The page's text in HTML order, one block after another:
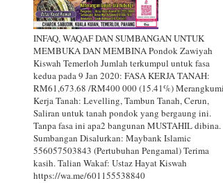
INFAQ, WAQAF DAN SUMBANGAN UNTUK
MEMBUKA DAN MEMBINA Pondok Zawiyah
Kiswah Temerloh Jumlah terkumpul untuk fasa
kedua pada 9 Jan 2020: FASA KERJA TANAH:
RM61,673.68 /RM400 000 (15.41%)
Kerja Tanah: Levelling, Tambun Tanah, Cerun,
Saliran untuk tanah pondok yang bergaung ini.
Tanpa fasa ini apa2 bangunan MUSTAHIL dibina.
Sumbangan Disalurkan: Maybank Islamic
556057503843 (Pertubuhan Pengamal) Terima
kasih. Talian Wakaf: Ustaz Hayat Kiswah
https://wa.me/601155538840